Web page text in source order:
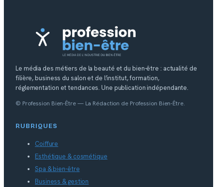
Le média des métiers de la beauté et du bien-être : actualité de
filière, business du salon et de l’institut, formation,
réglementation et tendances. Une publication indépendante.
© Profession Bien-Être — La Rédaction de Profession Bien-Être.
RUBRIQUES
Coiffure
Esthétique & cosmétique
Spa & bien-être
Business & gestion